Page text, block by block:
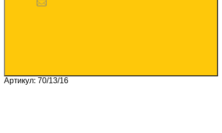
Артикул: 70/13/16